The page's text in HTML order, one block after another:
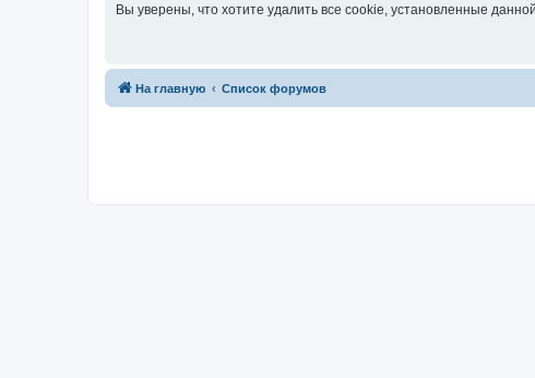
Вы уверены, что хотите удалить все cookie, установленные
На главную Список форумов